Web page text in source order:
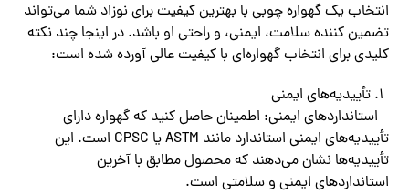
انتخاب یک گهواره چوبی با بهترین کیفیت برای نوزاد شما می‌تواند
تضمین کننده سلامت، ایمنی، و راحتی او باشد. در اینجا چند نکته
کلیدی برای انتخاب گهواره‌ای با کیفیت عالی آورده شده است:
تأییدیه‌های ایمنی
– استانداردهای ایمنی: اطمینان حاصل کنید که گهواره دارای
تأییدیه‌های ایمنی استاندارد مانند ASTM یا CPSC است. این
تأییدیه‌ها نشان می‌دهند که محصول مطابق با آخرین
استانداردهای ایمنی و سلامتی است.